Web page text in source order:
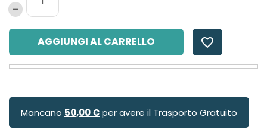
AGGIUNGI AL CARRELLO favorite_border
Mancano 50,00 €per avere il Trasporto Gratuito